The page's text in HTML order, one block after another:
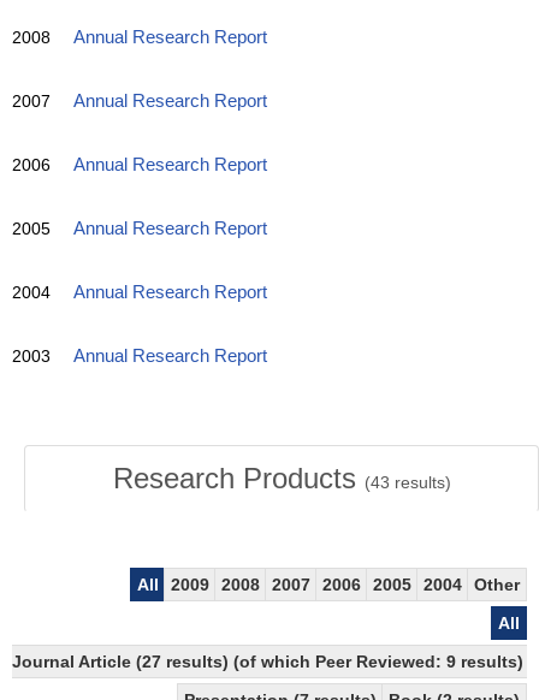
2008 Annual Research Report
2007 Annual Research Report
2006 Annual Research Report
2005 Annual Research Report
2004 Annual Research Report
2003 Annual Research Report
Research Products (43 results)
All 2009 2008 2007 2006 2005 2004
Other
All
Journal Article (27 results) (of which Peer Reviewed: 9 results)